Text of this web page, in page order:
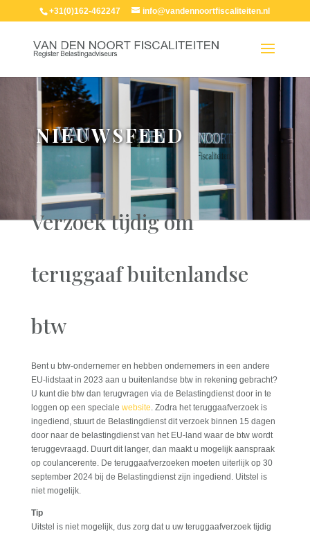
+31(0)162-462247 info@vandennoortfiscaliteiten.nl
NIEUWSFEED
Verzoek tijdig om
teruggaaf buitenlandse
btw
Bent u btw-ondernemer en hebben ondernemers in een andere
EU-lidstaat in 2023 aan u buitenlandse btw in rekening gebracht?
U kunt die btw dan terugvragen via de Belastingdienst door in te
loggen op een speciale website. Zodra het teruggaafverzoek is
ingediend, stuurt de Belastingdienst dit verzoek binnen 15 dagen
door naar de belastingdienst van het EU-land waar de btw wordt
teruggevraagd. Duurt dit langer, dan maakt u mogelijk aanspraak
op coulancerente. De teruggaafverzoeken moeten uiterlijk op 30
september 2024 bij de Belastingdienst zijn ingediend. Uitstel is
niet mogelijk.
Tip
Uitstel is niet mogelijk, dus zorg dat u uw teruggaafverzoek tijdig